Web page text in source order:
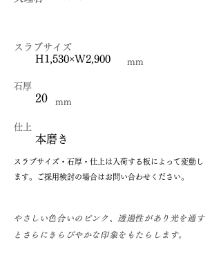
スラブサイズ
H1,530×W2,900 mm
石厚
20 mm
仕上
本磨き
​スラブサイズ・石厚・仕上は入荷する板によって変動し
ます。ご採用検討の場合はお問い合わせください。
やさしい色合いのピンク、透過性があり光を通す
とさらにきらびやかな印象をもたらします。